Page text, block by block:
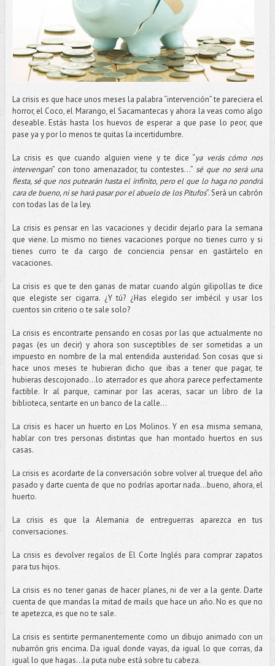
La crisis es que hace unos meses la palabra “intervención” te pareciera el
horror, el Coco, el Marango, el Sacamantecas y ahora la veas como algo
deseable. Estás hasta los huevos de esperar a que pase lo peor, que
pase ya y por lo menos te quitas la incertidumbre.
La crisis es que cuando alguien viene y te dice “ya verás cómo nos
intervengan” con tono amenazador, tu contestes…” sé que no será una
fiesta, sé que nos putearán hasta el infinito, pero el que lo haga no pondrá
cara de bueno, ni se hará pasar por el abuelo de los Pitufos”. Será un cabrón
con todas las de la ley.
La crisis es pensar en las vacaciones y decidir dejarlo para la semana
que viene. Lo mismo no tienes vacaciones porque no tienes curro y si
tienes curro te da cargo de conciencia pensar en gastártelo en
vacaciones.
La crisis es que te den ganas de matar cuando algún gilipollas te dice
que elegiste ser cigarra. ¿Y tú? ¿Has elegido ser imbécil y usar los
cuentos sin criterio o te sale solo?
La crisis es encontrarte pensando en cosas por las que actualmente no
pagas (es un decir) y ahora son susceptibles de ser sometidas a un
impuesto en nombre de la mal entendida austeridad. Son cosas que si
hace unos meses te hubieran dicho que ibas a tener que pagar, te
hubieras descojonado…lo aterrador es que ahora parece perfectamente
factible. Ir al parque, caminar por las aceras, sacar un libro de la
biblioteca, sentarte en un banco de la calle…
La crisis es hacer un huerto en Los Molinos. Y en esa misma semana,
hablar con tres personas distintas que han montado huertos en sus
casas.
La crisis es acordarte de la conversación sobre volver al trueque del año
pasado y darte cuenta de que no podrías aportar nada…bueno, ahora, el
huerto.
La crisis es que la Alemania de entreguerras aparezca en tus
conversaciones.
La crisis es devolver regalos de El Corte Inglés para comprar zapatos
para tus hijos.
La crisis es no tener ganas de hacer planes, ni de ver a la gente. Darte
cuenta de que mandas la mitad de mails que hace un año. No es que no
te apetezca, es que no te sale.
La crisis es sentirte permanentemente como un dibujo animado con un
nubarrón gris encima. Da igual donde vayas, da igual lo que corras, da
igual lo que hagas...la puta nube está sobre tu cabeza.